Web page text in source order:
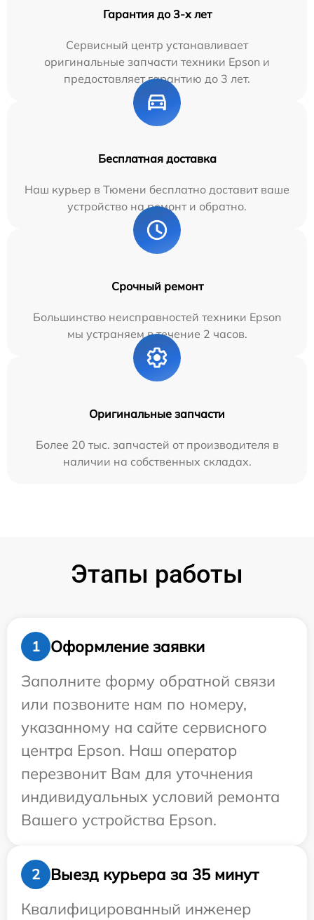
Гарантия до 3-х лет
Сервисный центр устанавливает
оригинальные запчасти техники Epson и
предоставляет гарантию до 3 лет.
Бесплатная доставка
Наш курьер в Тюмени бесплатно доставит ваше
устройство на ремонт и обратно.
Срочный ремонт
Большинство неисправностей техники Epson
мы устраняем в течение 2 часов.
Оригинальные запчасти
Более 20 тыс. запчастей от производителя в
наличии на собственных складах.
Этапы работы
1
Оформление заявки
Заполните форму обратной связи
или позвоните нам по номеру,
указанному на сайте сервисного
центра Epson. Наш оператор
перезвонит Вам для уточнения
индивидуальных условий ремонта
Вашего устройства Epson.
2
Выезд курьера за 35 минут
Квалифицированный инженер